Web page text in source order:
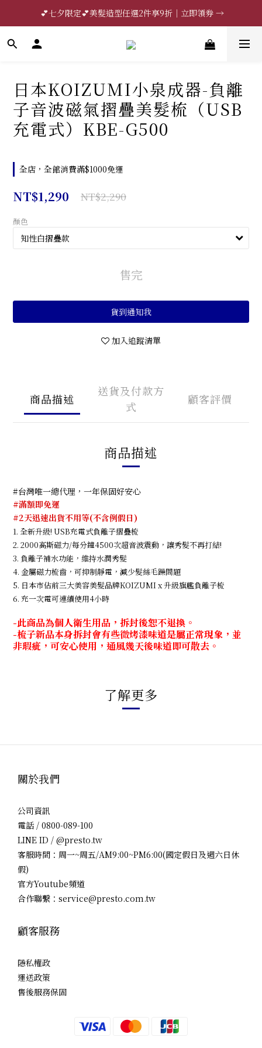
🔥限時85折｜法國CRISTEL｜立即領券 →
💕七夕限定💕美髮造型任選2件享9折｜立即領券 →
一分鐘登錄保固 | 買得安心又放心🔥▸▸
日本KOIZUMI小泉成器-負離
子音波磁氣摺疊美髮梳（USB
充電式）KBE-G500
全店，全館消費滿$1000免運
NT$1,290 NT$2,290
顏色
售完
貨到通知我
加入追蹤清單
商品描述
送貨及付款方
式
顧客評價
商品描述
#台灣唯一總代理，一年保固好安心
#滿額即免運
#2天迅速出貨不用等(不含例假日)
1. 全新升級! USB充電式負離子摺疊梳
2. 2000高斯磁力/每分鐘4500次超音波震動，讓秀髮不再打結!
3. 負離子補水功能，維持水潤秀髮
4. 金屬磁力梳齒，可抑制靜電，減少髮絲毛躁問題
5. 日本市佔前三大美容美髮品牌KOIZUMI x 升級旗艦負離子梳
6. 充一次電可連續使用4小時
-此商品為個人衛生用品，拆封後恕不退換。
-梳子新品本身拆封會有些微烤漆味道是屬正常現象，並
非瑕疵，可安心使用，通風幾天後味道即可散去。
了解更多
關於我們
公司資訊
電話 / 0800-089-100
LINE ID / @presto.tw
客服時間：周一~周五/AM9:00~PM6:00(國定假日及週六日休
假)
官方Youtube頻道
合作聯繫：service@presto.com.tw
顧客服務
隱私權政
運送政策
售後服務保固